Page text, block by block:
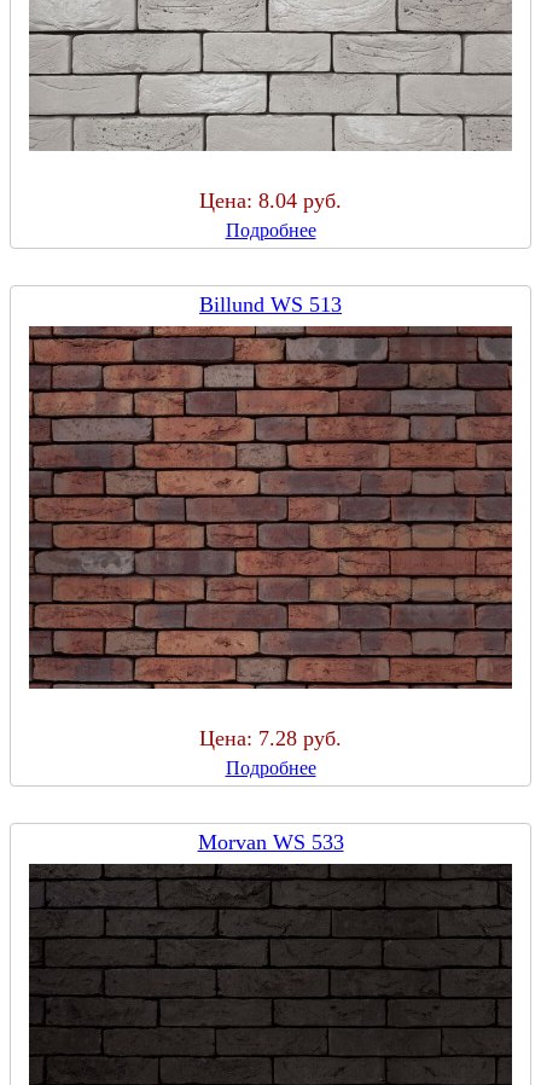
Цена: 8.04 руб.
Подробнее
Billund WS 513
Цена: 7.28 руб.
Подробнее
Morvan WS 533